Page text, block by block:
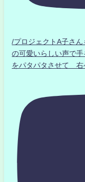
/プロジェクトA子さ
の可愛いらしい声で
をパタパタさせて 右